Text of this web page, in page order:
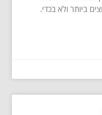
ביותר ולא בכדי.